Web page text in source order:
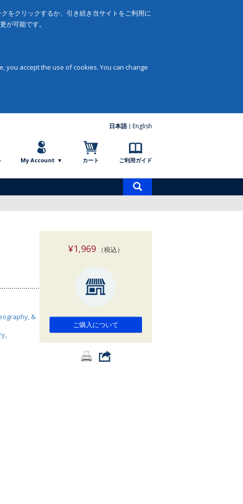
をクリックするか、引き続き当サイトをご利用に
が可能です。
accept the use of cookies. You can change
日本語 English
My Account カート ご利用ガイド
索
&
¥1,969（税込）
ご購入について